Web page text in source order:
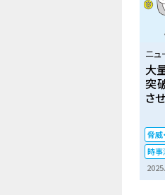
ニュ
大
突
さ
脅威
時事